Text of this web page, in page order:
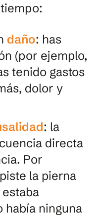
daño: has
(por ejemplo,
tenido gastos
dolor y
: la
directa
Por
la pierna
había ninguna